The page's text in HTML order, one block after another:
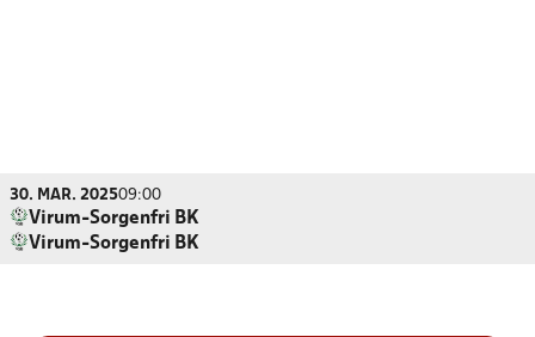
30. MAR. 202509:00
Virum-Sorgenfri BK
Virum-Sorgenfri BK